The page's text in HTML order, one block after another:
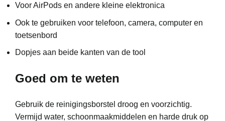
Voor AirPods en andere kleine elektronica
Ook te gebruiken voor telefoon, camera, computer en
toetsenbord
Dopjes aan beide kanten van de tool
Goed om te weten
Gebruik de reinigingsborstel droog en voorzichtig.
Vermijd water, schoonmaakmiddelen en harde druk op